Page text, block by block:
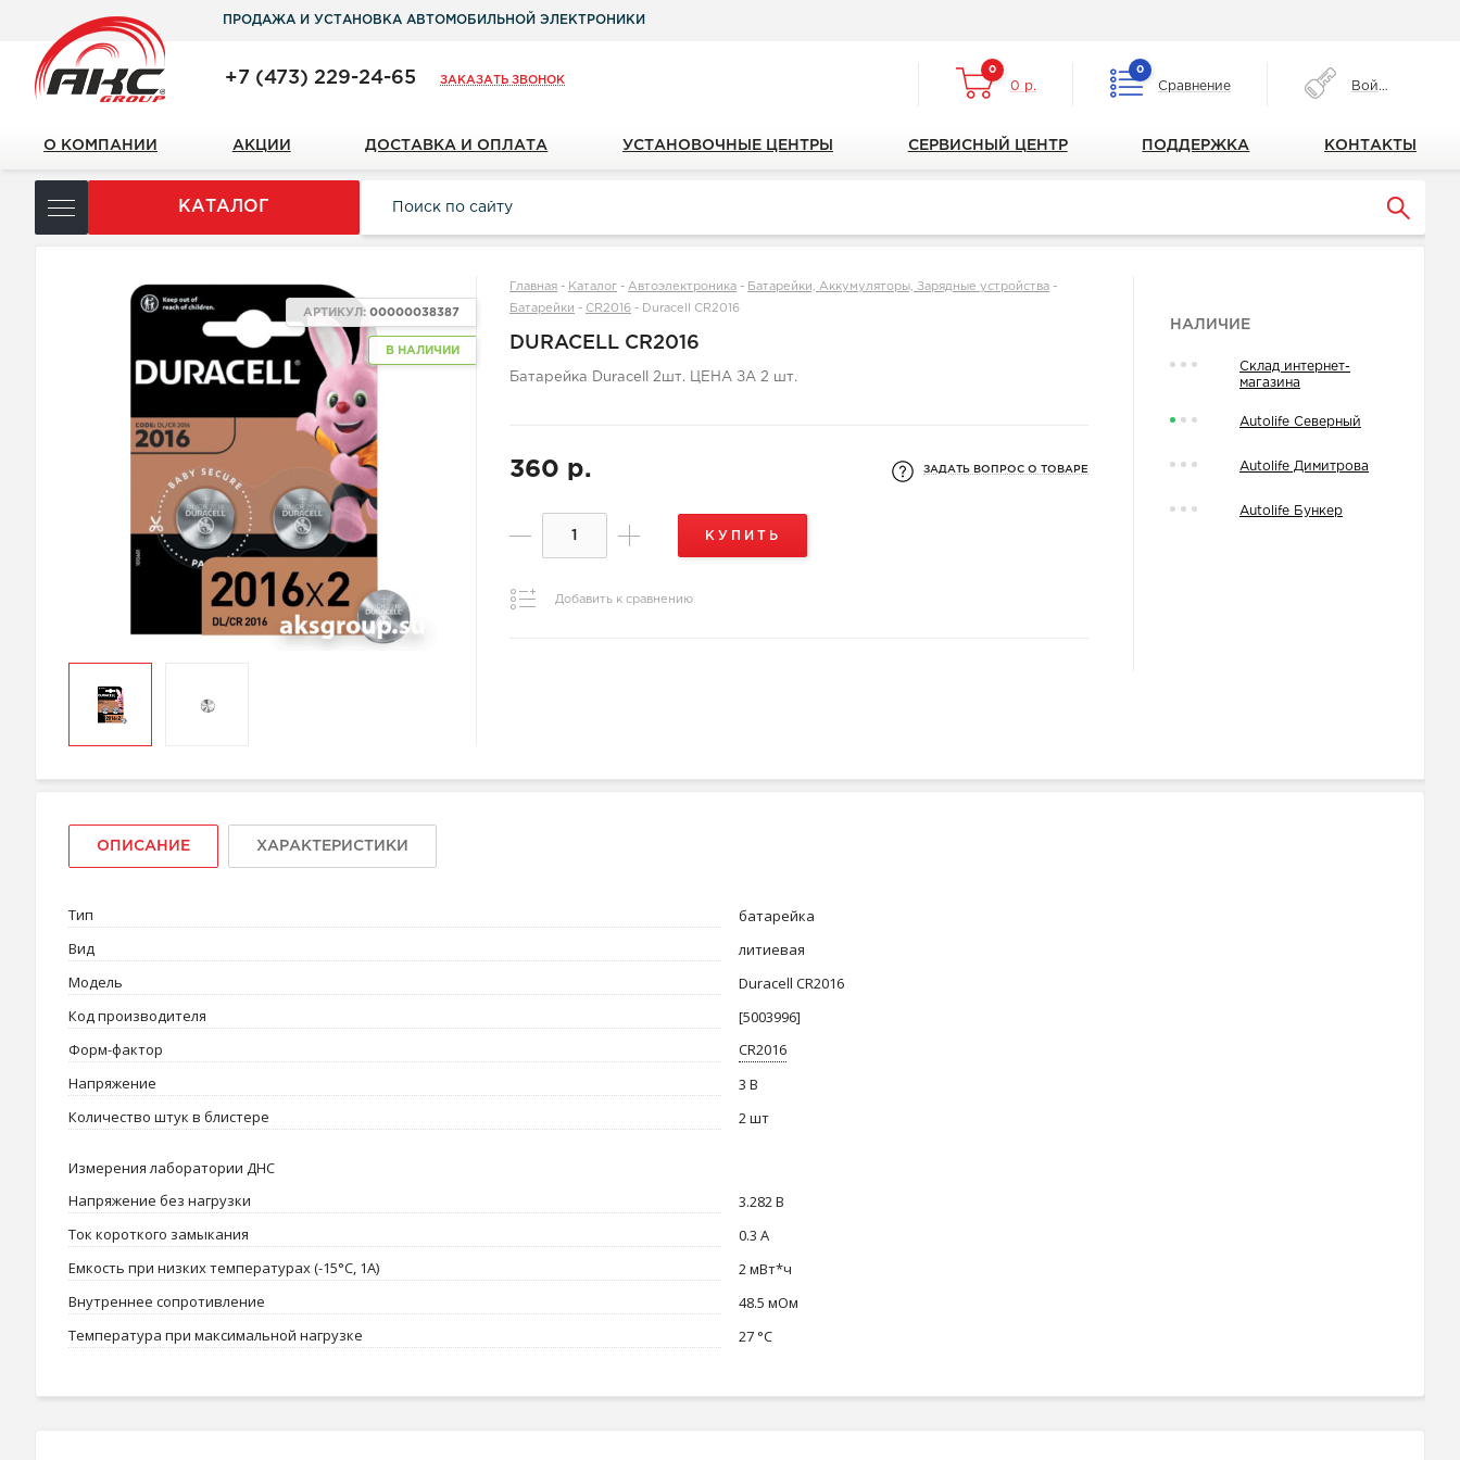
ПРОДАЖА И УСТАНОВКА АВТОМОБИЛЬНОЙ ЭЛЕКТРОНИКИ
+7 (473) 229-24-65 ЗАКАЗАТЬ ЗВОНОК
0
0 р.
0
Сравнение Войти
О КОМПАНИИ АКЦИИ ДОСТАВКА И ОПЛАТА УСТАНОВОЧНЫЕ ЦЕНТРЫ СЕРВИСНЫЙ ЦЕНТР ПОДДЕРЖКА КОНТАКТЫ
КАТАЛОГ
В НАЛИЧИИ
АРТИКУЛ:00000038387
Главная - Каталог -Автоэлектроника - Батарейки, Аккумуляторы, Зарядные устройства -
Батарейки - CR2016 - Duracell CR2016
DURACELL CR2016
Батарейка Duracell 2шт. ЦЕНА ЗА 2 шт.
360 р. ЗАДАТЬ ВОПРОС О ТОВАРЕ
КУПИТЬ
Добавить к сравнению
НАЛИЧИЕ
Склад интернет-
магазина
Autolife Северный
Autolife Димитрова
Autolife Бункер
ОПИСАНИЕ ХАРАКТЕРИСТИКИ
Тип
батарейка
Вид
литиевая
Модель
Duracell CR2016
Код производителя
[5003996]
Форм-фактор
CR2016
Напряжение
3 В
Количество штук в блистере
2 шт
Измерения лаборатории ДНС
Напряжение без нагрузки
3.282 В
Ток короткого замыкания
0.3 А
Емкость при низких температурах (-15°C, 1А)
2 мВт*ч
Внутреннее сопротивление
48.5 мОм
Температура при максимальной нагрузке
27 °C